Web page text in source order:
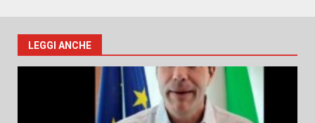
LEGGI ANCHE